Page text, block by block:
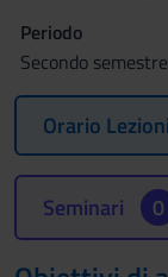
Periodo
Secondo
Orario Lezioni
Seminari 0